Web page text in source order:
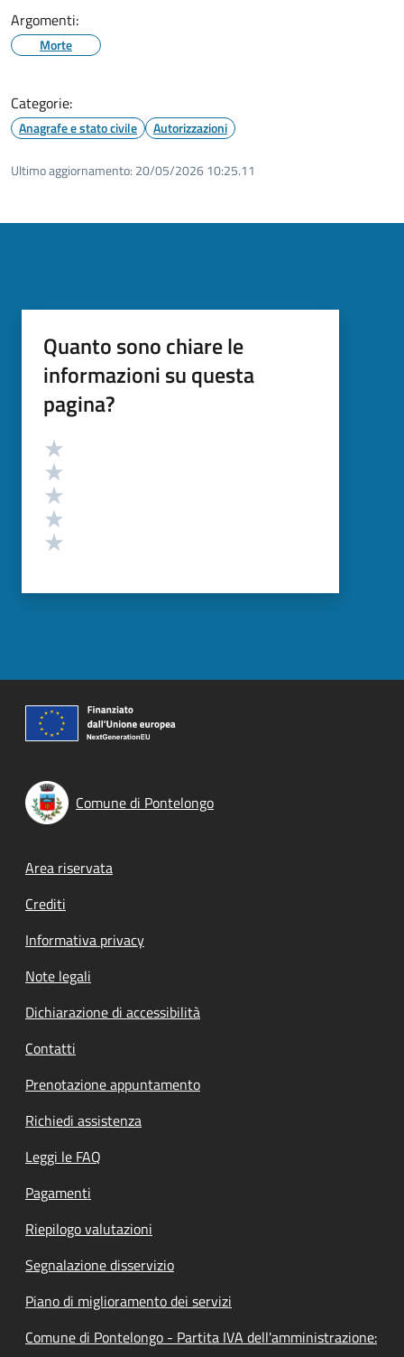
Argomenti:
Morte
Categorie:
Anagrafe e stato civile Autorizzazioni
Ultimo aggiornamento: 20/05/2026 10:25.11
Quanto sono chiare le
informazioni su questa
pagina?
Valutazione
Comune di Pontelongo
Footer menu
Area riservata
Crediti
Informativa privacy
Note legali
Dichiarazione di accessibilità
Contatti
Prenotazione appuntamento
Richiedi assistenza
Leggi le FAQ
Pagamenti
Riepilogo valutazioni
Segnalazione disservizio
Piano di miglioramento dei servizi
Comune di Pontelongo - Partita IVA dell'amministrazione: